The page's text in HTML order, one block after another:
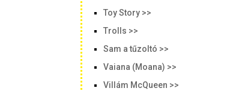
Toy Story >>
Trolls >>
Sam a tűzoltó >>
Vaiana (Moana) >>
Villám McQueen >>